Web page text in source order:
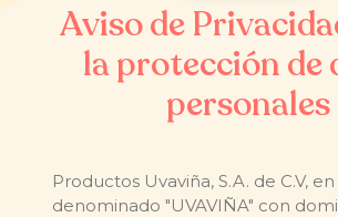
Aviso de
la protección de
personales
Productos Uvaviña, S.A. de C.V,
denominado "UVAVIÑA" con